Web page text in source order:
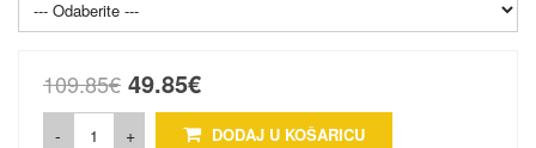
109.85€ 49.85€
- + DODAJ U KOŠARICU